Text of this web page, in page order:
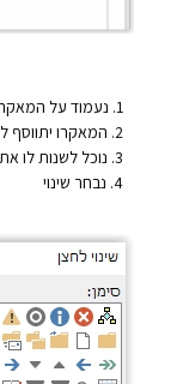
נעמוד על
המאקרו יתווסף
נוכל לשנות לו
נבחר שינוי